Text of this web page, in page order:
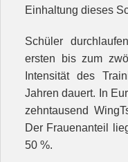
Einhaltung dieses
Schüler
ersten bis zum
Intensität des
Jahren dauert. In
zehntausend
Der Frauenanteil
50 %.